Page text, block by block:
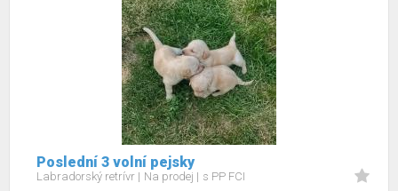
Poslední 3 volní pejsky
Labradorský retrívr Na prodej s PP FCI